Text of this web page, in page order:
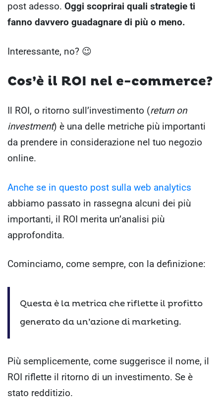
post adesso. Oggi scoprirai quali strategie ti
fanno davvero guadagnare di più o meno.
Interessante, no? 😉
Cos’è il ROI nel e-commerce?
Il ROI, o ritorno sull’investimento (return on
investment) è una delle metriche più importanti
da prendere in considerazione nel tuo negozio
online.
Anche se in questo post sulla web analytics
abbiamo passato in rassegna alcuni dei più
importanti, il ROI merita un’analisi più
approfondita.
Cominciamo, come sempre, con la definizione:
Questa è la metrica che riflette il profitto
generato da un’azione di marketing.
Più semplicemente, come suggerisce il nome, il
ROI riflette il ritorno di un investimento. Se è
stato redditizio.